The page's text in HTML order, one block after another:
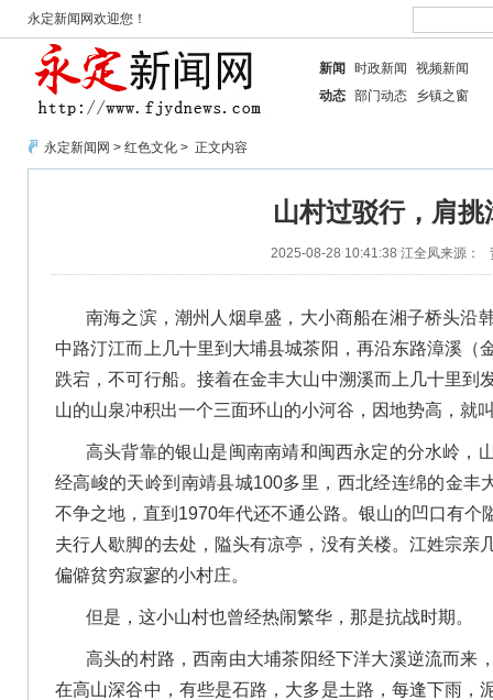
永定新闻网欢迎您！
新闻 时政新闻
视频新闻
动态 部门动态 乡镇之窗
永定新闻网 > 红色文化 > 正文内容
山村过驳行，肩挑
2025-08-28 10:41:38 江全凤来源：
南海之滨，潮州人烟阜盛，大小商船在湘子桥头沿
中路汀江而上几十里到大埔县城茶阳，再沿东路漳溪（
跌宕，不可行船。接着在金丰大山中溯溪而上几十里
山的山泉冲积出一个三面环山的小河谷，因地势高，就
高头背靠的银山是闽南南靖和闽西永定的分水岭，
经高峻的天岭到南靖县城100多里，西北经连绵的金丰
不争之地，直到1970年代还不通公路。银山的凹口有个
夫行人歇脚的去处，隘头有凉亭，没有关楼。江姓宗亲
偏僻贫穷寂寥的小村庄。
但是，这小山村也曾经热闹繁华，那是抗战时期。
高头的村路，西南由大埔茶阳经下洋大溪逆流而来
在高山深谷中，有些是石路，大多是土路，每逢下雨，